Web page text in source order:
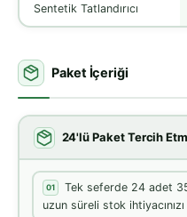
Sentetik Tatlandırıcı
Paket İçeriği
24'lü Paket Tercih
01
Tek seferde 24 adet
uzun süreli stok ihtiyacınızı